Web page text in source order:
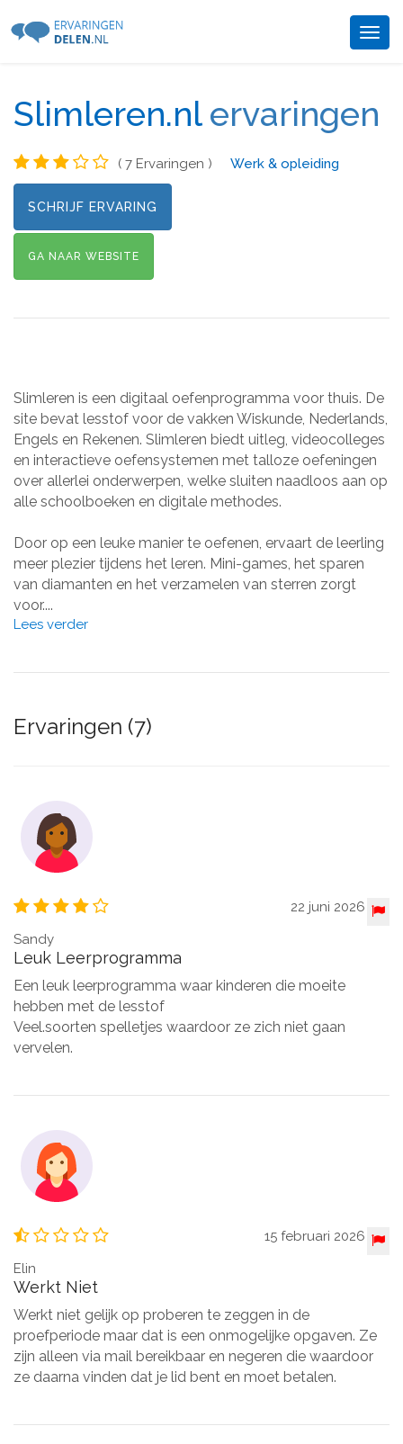
Slimleren.nlervaringen
( 7 Ervaringen ) Werk & opleiding
SCHRIJF ERVARING
GA NAAR WEBSITE
Slimleren is een digitaal oefenprogramma voor thuis. De
site bevat lesstof voor de vakken Wiskunde, Nederlands,
Engels en Rekenen. Slimleren biedt uitleg, videocolleges
en interactieve oefensystemen met talloze oefeningen
over allerlei onderwerpen, welke sluiten naadloos aan op
alle schoolboeken en digitale methodes.
Door op een leuke manier te oefenen, ervaart de leerling
meer plezier tijdens het leren. Mini-games, het sparen
van diamanten en het verzamelen van sterren zorgt
voor....
Lees verder
Ervaringen (7)
22 juni 2026
Sandy
Leuk Leerprogramma
Een leuk leerprogramma waar kinderen die moeite
hebben met de lesstof
Veel.soorten spelletjes waardoor ze zich niet gaan
vervelen.
15 februari 2026
Elin
Werkt Niet
Werkt niet gelijk op proberen te zeggen in de
proefperiode maar dat is een onmogelijke opgaven. Ze
zijn alleen via mail bereikbaar en negeren die waardoor
ze daarna vinden dat je lid bent en moet betalen.